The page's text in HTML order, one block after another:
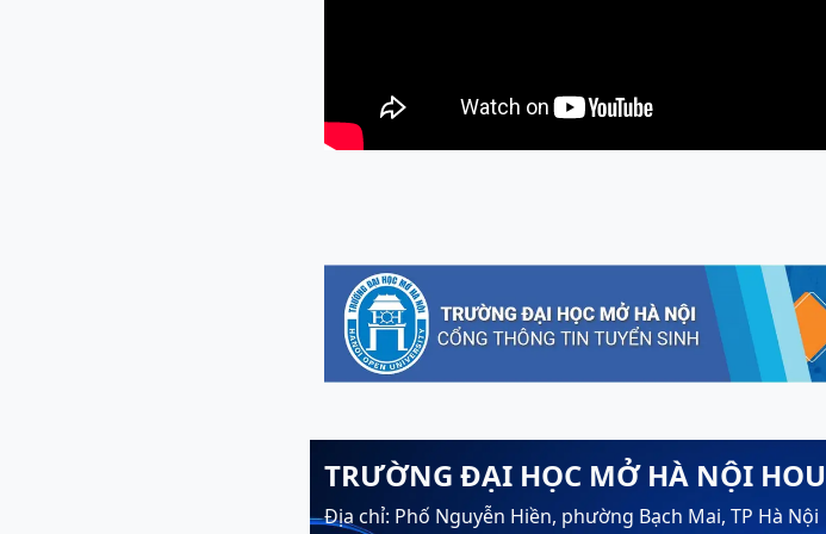
TRƯỜNG ĐẠI HỌC MỞ HÀ NỘI HOU
Địa chỉ: Phố Nguyễn Hiền, phường Bạch Mai, TP Hà Nội